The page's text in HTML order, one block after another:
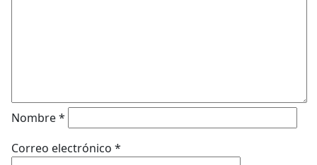
Nombre*
Correo electrónico *